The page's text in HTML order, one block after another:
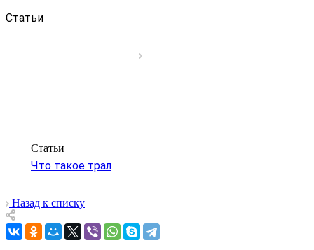
Статьи
Статьи
Что такое трал
Назад к списку